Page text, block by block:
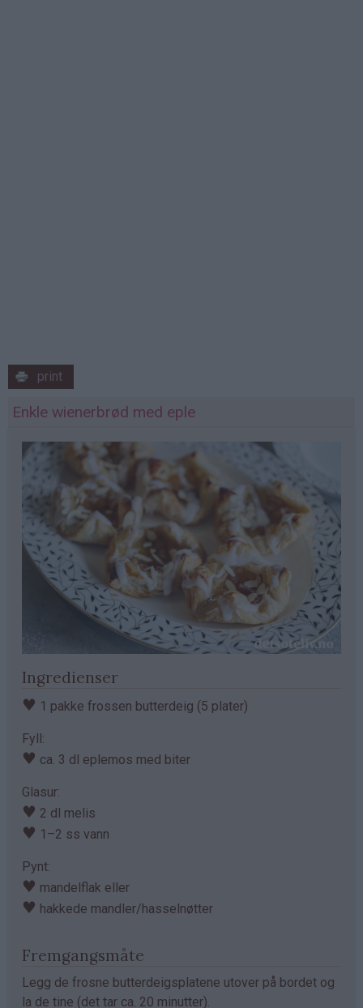
print
Enkle wienerbrød med eple
Ingredienser
♥ 1 pakke frossen butterdeig (5 plater)
Fyll:
♥ ca. 3 dl eplemos med biter
Glasur:
♥ 2 dl melis
♥ 1–2 ss vann
Pynt:
♥ mandelflak eller
♥ hakkede mandler/hasselnøtter
Fremgangsmåte
Legg de frosne butterdeigsplatene utover på bordet og
la de tine (det tar ca. 20 minutter).